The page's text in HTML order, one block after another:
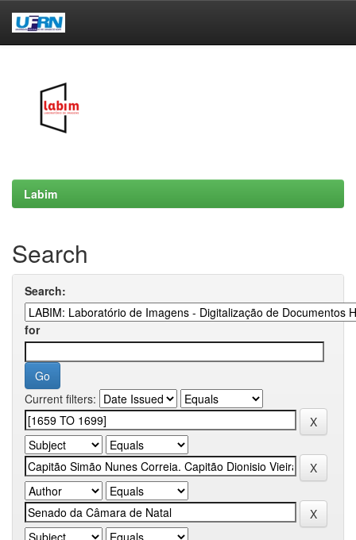
Labim
Search
Search:
for
Current filters: